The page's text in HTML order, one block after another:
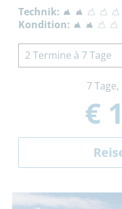
Technik:
Kondition:
2 Termine à 7 Tage
7
€